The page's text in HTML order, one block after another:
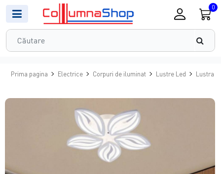
0
Prima pagina Electrice Corpuri de iluminat Lustre Led Lustra